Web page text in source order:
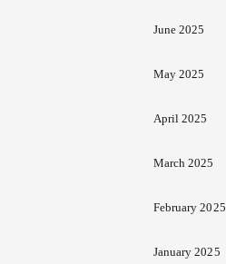
June 2025
May 2025
April 2025
March 2025
February 2025
January 2025